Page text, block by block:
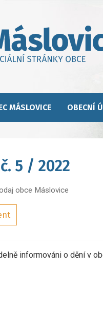
MÁSLOVICE OBECNÍ
5 / 2022
obce Máslovice
informováni o dění v